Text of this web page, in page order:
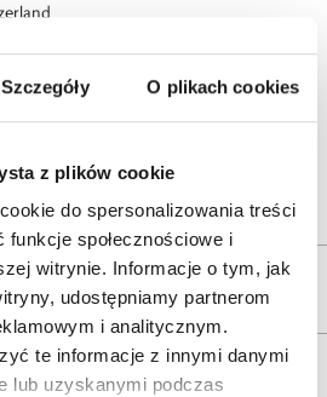
Szczegóły O plikach cookies
z plików cookie
do spersonalizowania treści
funkcje społecznościowe i
witrynie. Informacje o tym, jak
udostępniamy partnerom
i analitycznym.
te informacje z innymi danymi
lub uzyskanymi podczas
S.A
10, 31-462 Kraków